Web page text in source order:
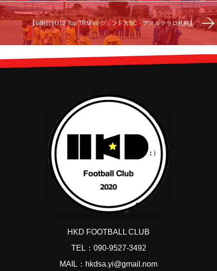
【6/8(日) U12 Top TRM vs ジュントスSC・アスルクラロ札幌】
HKD FOOTBALL CLUB
TEL：090-9527-3492
MAIL：hkdsa.yi@gmail.nom